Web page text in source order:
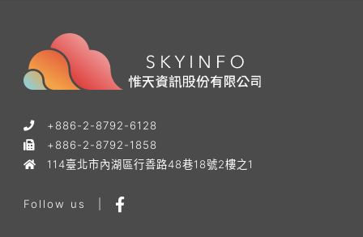
+886-2-8792-6128
+886-2-8792-1858
114臺北市內湖區行善路48巷18號2樓之1
Follow us